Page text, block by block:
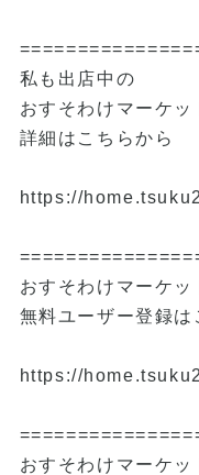
私も出店中の
おすそわけマーケ
詳細はこちらから
https://
おすそわけマーケ
無料ユーザー登録は
https://
おすそわけマーケ